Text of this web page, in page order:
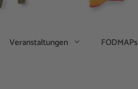
Veranstaltungen FODMAPs